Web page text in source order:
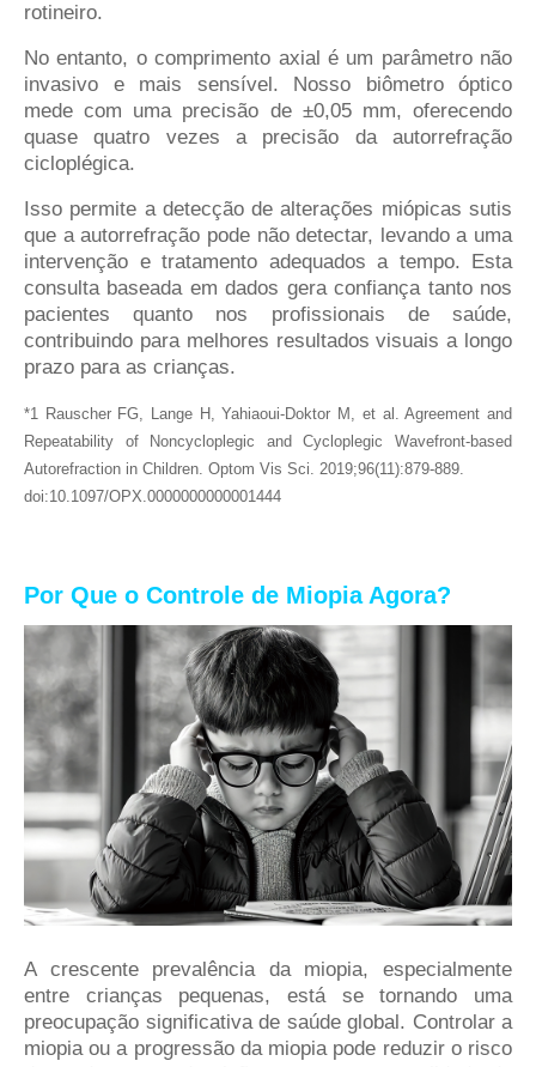
rotineiro.
No entanto, o comprimento axial é um parâmetro não
invasivo e mais sensível. Nosso biômetro óptico
mede com uma precisão de ±0,05 mm, oferecendo
quase quatro vezes a precisão da autorrefração
cicloplégica.
Isso permite a detecção de alterações miópicas sutis
que a autorrefração pode não detectar, levando a uma
intervenção e tratamento adequados a tempo. Esta
consulta baseada em dados gera confiança tanto nos
pacientes quanto nos profissionais de saúde,
contribuindo para melhores resultados visuais a longo
prazo para as crianças.
*1 Rauscher FG, Lange H, Yahiaoui-Doktor M, et al. Agreement and
Repeatability of Noncycloplegic and Cycloplegic Wavefront-based
Autorefraction in Children. Optom Vis Sci. 2019;96(11):879-889.
doi:10.1097/OPX.0000000000001444
Por Que o Controle de Miopia Agora?
A crescente prevalência da miopia, especialmente
entre crianças pequenas, está se tornando uma
preocupação significativa de saúde global. Controlar a
miopia ou a progressão da miopia pode reduzir o risco